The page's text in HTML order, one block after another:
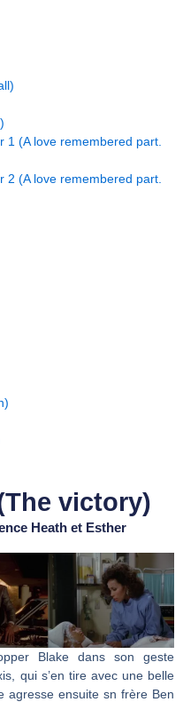
1 (A love remembered part.
2 (A love remembered part.
victory)
Heath et Esther
Blake dans son geste
qui s’en tire avec une belle
agresse ensuite sn frère Ben